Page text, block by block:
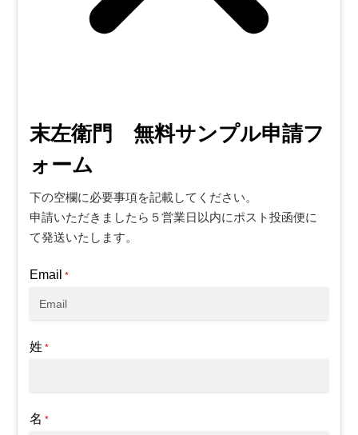
末左衛門 無料サンプル申請フ
ォーム
下の空欄に必要事項を記載してください。
申請いただきましたら５営業日以内にポスト投函便に
て発送いたします。
Email *
姓 *
名 *